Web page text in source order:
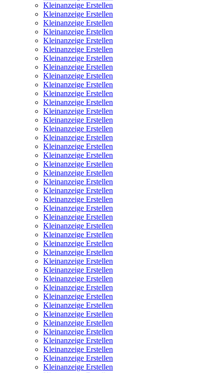
Kleinanzeige Erstellen
Kleinanzeige Erstellen
Kleinanzeige Erstellen
Kleinanzeige Erstellen
Kleinanzeige Erstellen
Kleinanzeige Erstellen
Kleinanzeige Erstellen
Kleinanzeige Erstellen
Kleinanzeige Erstellen
Kleinanzeige Erstellen
Kleinanzeige Erstellen
Kleinanzeige Erstellen
Kleinanzeige Erstellen
Kleinanzeige Erstellen
Kleinanzeige Erstellen
Kleinanzeige Erstellen
Kleinanzeige Erstellen
Kleinanzeige Erstellen
Kleinanzeige Erstellen
Kleinanzeige Erstellen
Kleinanzeige Erstellen
Kleinanzeige Erstellen
Kleinanzeige Erstellen
Kleinanzeige Erstellen
Kleinanzeige Erstellen
Kleinanzeige Erstellen
Kleinanzeige Erstellen
Kleinanzeige Erstellen
Kleinanzeige Erstellen
Kleinanzeige Erstellen
Kleinanzeige Erstellen
Kleinanzeige Erstellen
Kleinanzeige Erstellen
Kleinanzeige Erstellen
Kleinanzeige Erstellen
Kleinanzeige Erstellen
Kleinanzeige Erstellen
Kleinanzeige Erstellen
Kleinanzeige Erstellen
Kleinanzeige Erstellen
Kleinanzeige Erstellen
Kleinanzeige Erstellen